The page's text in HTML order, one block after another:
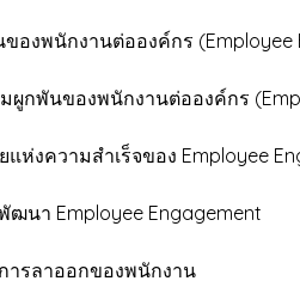
องพนักงานต่อองค์กร (Employee
ผูกพันของพนักงานต่อองค์กร
แห่งความสำเร็จของ Employee
ฒนา Employee Engagement
ารลาออกของพนักงาน